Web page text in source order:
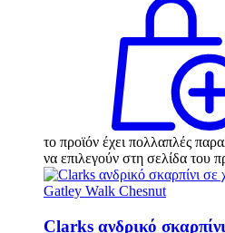
το προϊόν έχει πολλαπλές
να επιλεγούν στη σελίδα του
Clarks ανδρικό